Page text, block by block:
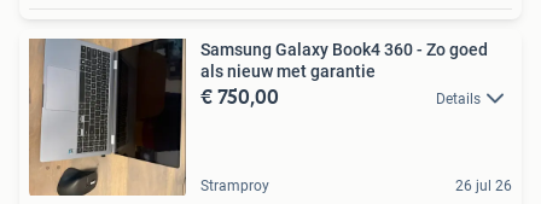
Samsung Galaxy Book4 360 - Zo goed
als nieuw met garantie
€ 750,00 Details
Stramproy 26 jul 26